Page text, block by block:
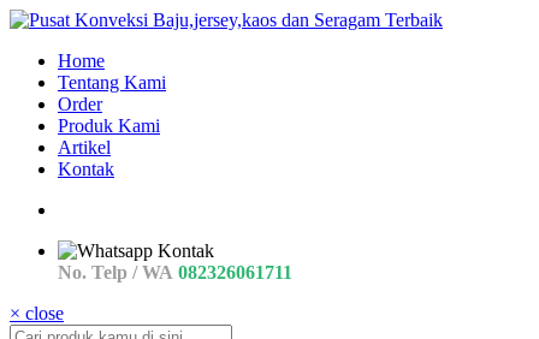
Home
Tentang Kami
Order
Produk Kami
Artikel
Kontak
No. Telp / WA 082326061711
× close